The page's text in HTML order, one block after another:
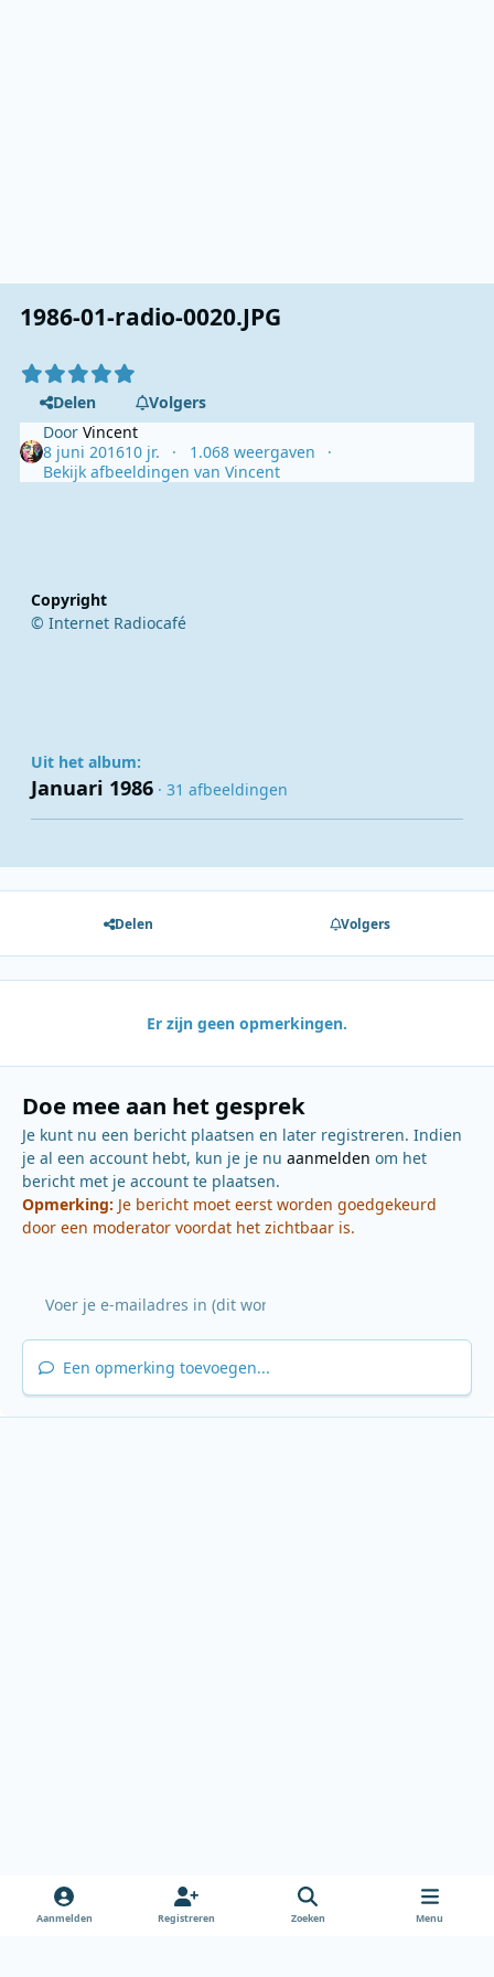
1986-01-radio-0020.JPG
Delen
Volgers
DoorVincent
8 juni 201610 jr.
1.068 weergaven
Bekijk afbeeldingen van Vincent
Copyright
© Internet Radiocafé
Uit het album:
Januari 1986 · 31 afbeeldingen
Delen Volgers
Er zijn geen opmerkingen.
Doe mee aan het gesprek
Je kunt nu een bericht plaatsen en later registreren. Indien
je al een account hebt, kun je je nu aanmelden om het
bericht met je account te plaatsen.
Opmerking: Je bericht moet eerst worden goedgekeurd
door een moderator voordat het zichtbaar is.
Een opmerking toevoegen...
Aanmelden Registreren Zoeken Menu